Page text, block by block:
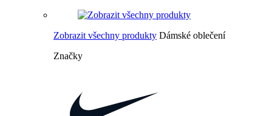
Zobrazit všechny produkty Dámské oblečení
Značky